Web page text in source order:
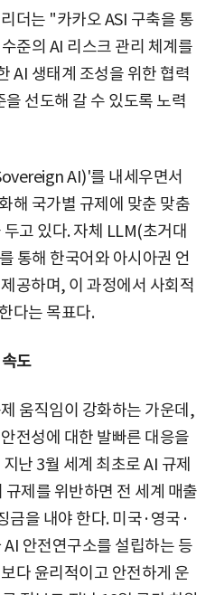
더는 "카카오 ASI 구축을 통
준의 AI 리스크 관리 체계를
AI 생태계 조성을 위한 협력
선도해 갈 수 있도록 노력
AI)'를 내세우면서
해 국가별 규제에 맞춘 맞춤
고 있다. 자체 LLM(초거대
통해 한국어와 아시아권 언
공하며, 이 과정에서 사회적
다는 목표다.
도
움직임이 강화하는 가운데,
전성에 대한 발빠른 대응을
난 3월 세계 최초로 AI 규제
제를 위반하면 전 세계 매출
금을 내야 한다. 미국·영국·
안전연구소를 설립하는 등
다 윤리적이고 안전하게 운